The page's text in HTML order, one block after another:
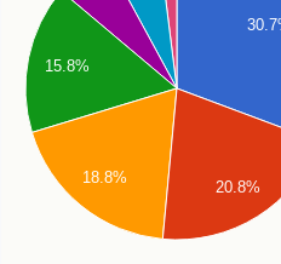
15.8%
18.8%
20.8%
Indice dell’Assistenza
Indice dell’Assistenza
Indice dell’Assistenza
Nazione
Inquinamento